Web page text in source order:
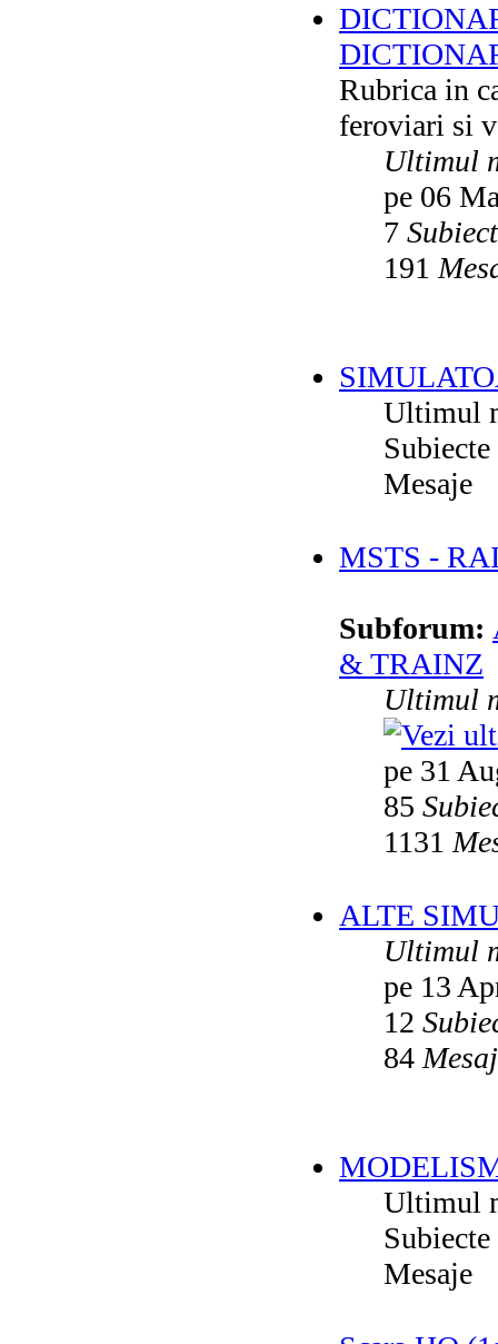
Rubrica in
feroviari si
Ultimul
pe 06
7
191
Ultimul
Subiecte
Mesaje
MSTS -
Subforum:
& TRAINZ
Ultimul
pe 31
85
1131
ALTE
Ultimul
pe 13
12
84
Ultimul
Subiecte
Mesaje